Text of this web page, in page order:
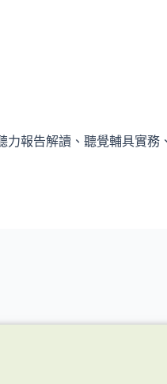
力報告解讀、聽覺輔具實務